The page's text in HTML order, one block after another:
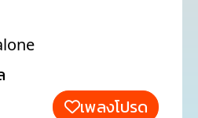
เพลงโปรด